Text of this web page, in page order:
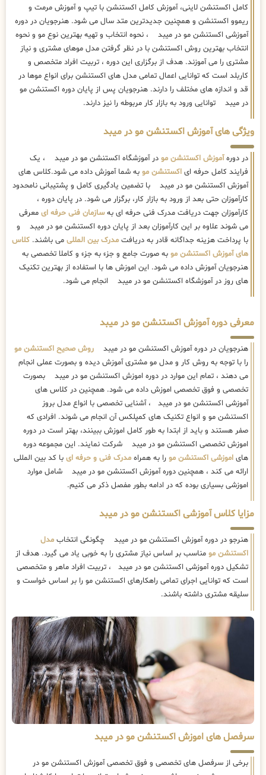
کامل اکستنشن لاینی، آموزش کامل اکستنشن با تیپ و آموزش مرمت و
ریموو اکستنشن و همچنین جدیدترین متد سال می شود. هنرجویان در دوره
آموزشی اکستنشن مو در میبد ، نحوه انتخاب و تهیه بهترین نوع مو و نحوه
انتخاب بهترین روش اکستنشن با در نظر گرفتن مدل موهای مشتری و نیاز
مشتری را می آموزند. هدف از برگزاری این دوره ، تربیت افراد متخصص و
کاربلد است که توانایی اعمال تمامی مدل های اکستنشن برای انواع موها در
قد و اندازه های مختلف را دارند. هنرجویان پس از پایان دوره اکستنشن مو
در میبد توانایی ورود به بازار کار مربوطه را نیز دارند.
ویژگی های آموزش اکستنشن مو در میبد
در دورهآموزش اکستنشن مو در آموزشگاه اکستنشن مو در میبد ، یک
فرایند کامل حرفه ای اکستنشن مو به شما آموزش داده می شود.کلاس های
آموزش اکستنشن مو در میبد با تضمین یادگیری کامل و پشتیبانی نامحدود
کارآموزان حتی بعد از ورود به بازار کار، برگزار می شود. در پایان دوره ،
کارآموزان جهت دریافت مدرک فنی حرفه ای بهسازمان فنی حرفه ای معرفی
می شوند علاوه بر این کارآموزان بعد از پایان دوره اکستنشن مو در میبد و
با پرداخت هزینه جداگانه قادر به دریافت مدرک بین المللی می باشند. کلاس
های آموزش اکستنشن مو به صورت جامع و جزء به جزء و کاملا تخصصی به
هنرجویان آموزش داده می شود. این اموزش ها با استفاده از بهترین تکنیک
های روز در آموزشگاه اکستنشن مو در میبد انجام می شود.
معرفی دوره آموزش اکستنشن مو در میبد
هنرجویان در دوره آموزش اکستنشن مو در میبد روش صحیح اکستنشن مو
را با توجه به روش کار و مدل مو مشتری آموزش دیده و بصورت عملی انجام
می دهند ، تمام این موارد در دوره اموزش اکستنشن مو در میبد بصورت
تخصصی و فوق تخصصی اموزش داده می شود. همچنین در کلاس های
آموزشی اکستنشن مو در میبد ، آشنایی تخصصی با انواع مدل بروز
اکستنشن مو و انواع تکنیک های کمپلکس آن انجام می شوند. افرادی که
صفر هستند و باید از ابتدا به طور کامل اموزش ببینند، بهتر است در دوره
اموزش تخصصی اکستنشن مو در میبد شرکت نمایند. این مجموعه دوره
های اموزشی اکستنشن مو را به همراه مدرک فنی و حرفه ای با کد بین المللی
ارائه می کند ، همچنین دوره آموزش اکستنشن مو در میبد شامل موارد
اموزشی بسیاری بوده که در ادامه بطور مفصل ذکر می کنیم.
مزایا کلاس آموزشی اکستنشن مو در میبد
هنرجو در دوره آموزش اکستنشن مو در میبد چگونگی انتخاب مدل
اکستنشن مو مناسب بر اساس نیاز مشتری را به خوبی یاد می گیرد. هدف از
تشکیل دوره آموزشی اکستنشن مو در میبد ، تربیت افراد ماهر و متخصصی
است که توانایی اجرای تمامی راهکارهای اکستنشن مو را بر اساس خواست و
سلیقه مشتری داشته باشند.
سرفصل های اموزش اکستنشن مو در میبد
برخی از سرفصل های تخصصی و فوق تخصصی آموزش اکستنشن مو در